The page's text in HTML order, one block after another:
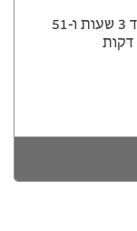
ייסגר עוד 3 שעות ‫ו-51
דקות